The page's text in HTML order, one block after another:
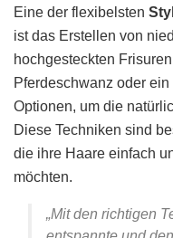
Eine der flexibelsten
ist das Erstellen von
hochgesteckten
Pferdeschwanz oder
Optionen, um die
Diese Techniken sind
die ihre Haare einfach
möchten.
„Mit den richtigen